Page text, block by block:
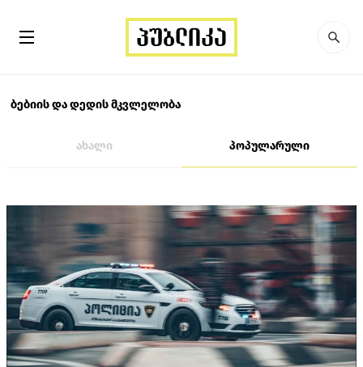
ბებიის და დედის მკვლელობა
ახალი პოპულარული